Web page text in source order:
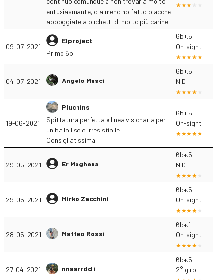
entusiasmante, o almeno ho fatto placche
appoggiate a buchetti di molto più carine!
09-07-2021
Elproject
Primo 6b+
6b+.5
On-sight
04-07-2021 Angelo Masci
6b+.5
N.D.
19-06-2021
Pluchins
Spittatura perfetta e linea visionaria per
un ballo liscio irresistibile.
Consigliatissima.
6b+.5
On-sight
29-05-2021 Er Maghena
6b+.5
N.D.
29-05-2021 Mirko Zacchini
6b+.5
On-sight
28-05-2021 Matteo Rossi
6b+.1
On-sight
27-04-2021 nnaarrddii
6b+.5
2° giro